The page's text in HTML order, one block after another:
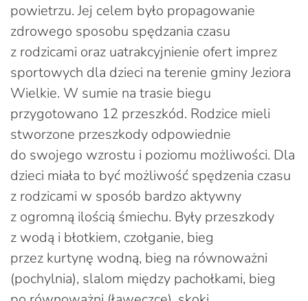
powietrzu. Jej celem było propagowanie
zdrowego sposobu spędzania czasu
z rodzicami oraz uatrakcyjnienie ofert imprez
sportowych dla dzieci na terenie gminy Jeziora
Wielkie. W sumie na trasie biegu
przygotowano 12 przeszkód. Rodzice mieli
stworzone przeszkody odpowiednie
do swojego wzrostu i poziomu możliwości. Dla
dzieci miała to być możliwość spędzenia czasu
z rodzicami w sposób bardzo aktywny
z ogromną ilością śmiechu. Były przeszkody
z wodą i błotkiem, czołganie, bieg
przez kurtynę wodną, bieg na równoważni
(pochylnia), slalom między pachołkami, bieg